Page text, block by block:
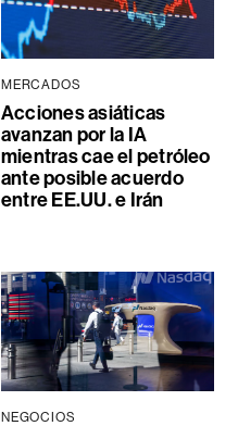
MERCADOS
Acciones asiáticas
avanzan por la IA
mientras cae el petróleo
ante posible acuerdo
entre EE.UU. e Irán
NEGOCIOS